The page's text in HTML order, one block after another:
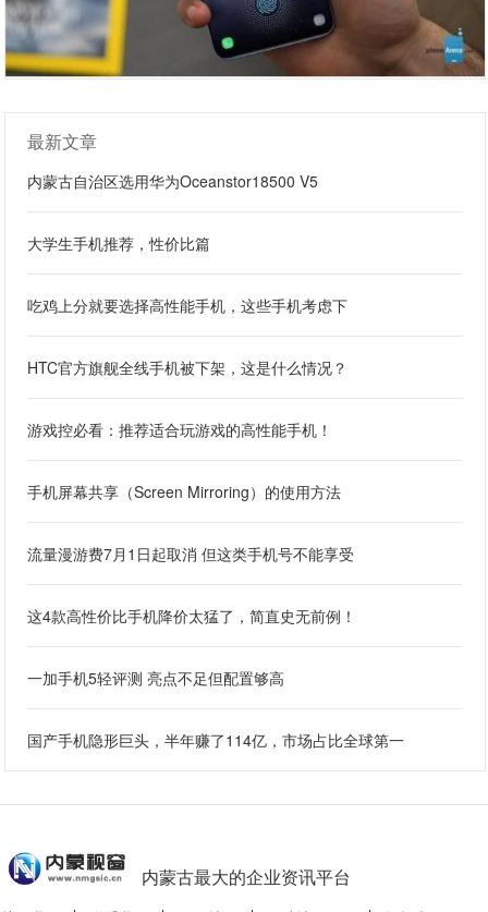
最新文章
内蒙古自治区选用华为Oceanstor18500 V5
大学生手机推荐，性价比篇
吃鸡上分就要选择高性能手机，这些手机考虑下
HTC官方旗舰全线手机被下架，这是什么情况？
游戏控必看：推荐适合玩游戏的高性能手机！
手机屏幕共享（Screen Mirroring）的使用方法
流量漫游费7月1日起取消 但这类手机号不能享受
这4款高性价比手机降价太猛了，简直史无前例！
一加手机5轻评测 亮点不足但配置够高
国产手机隐形巨头，半年赚了114亿，市场占比全球第一
内蒙古最大的企业资讯平台